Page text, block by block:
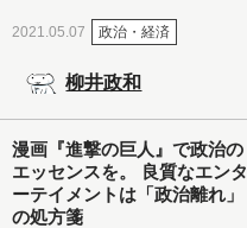
2021.05.07 政治・経済
柳井政和
漫画『進撃の巨人』で政治の
エッセンスを。 良質なエンタ
ーテイメントは「政治離れ」
の処方箋